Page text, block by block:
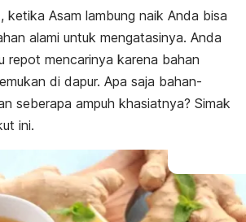
ketika Asam lambung naik Anda bisa
alami untuk mengatasinya. Anda
repot mencarinya karena bahan
di dapur. Apa saja bahan-
seberapa ampuh khasiatnya? Simak
ini.